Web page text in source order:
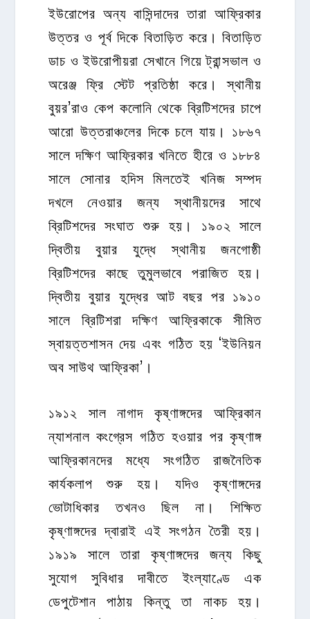
ইউরোপের অন্য বাসিন্দাদের তারা আফ্রিকার
উত্তর ও পূর্ব দিকে বিতাড়িত করে। বিতাড়িত
ডাচ ও ইউরোপীয়রা সেখানে গিয়ে ট্রান্সভাল ও
অরেঞ্জ ফ্রি স্টেট প্রতিষ্ঠা করে। স্থানীয়
বুয়র’রাও কেপ কলোনি থেকে ব্রিটিশদের চাপে
আরো উত্তরাঞ্চলের দিকে চলে যায়। ১৮৬৭
সালে দক্ষিণ আফ্রিকার খনিতে হীরে ও ১৮৮৪
সালে সোনার হদিস মিলতেই খনিজ সম্পদ
দখলে নেওয়ার জন্য স্থানীয়দের সাথে
ব্রিটিশদের সংঘাত শুরু হয়। ১৯০২ সালে
দ্বিতীয় বুয়ার যুদ্ধে স্থানীয় জনগোষ্ঠী
ব্রিটিশদের কাছে তুমুলভাবে পরাজিত হয়।
দ্বিতীয় বুয়ার যুদ্ধের আট বছর পর ১৯১০
সালে ব্রিটিশরা দক্ষিণ আফ্রিকাকে সীমিত
স্বায়ত্তশাসন দেয় এবং গঠিত হয় ‘ইউনিয়ন
অব সাউথ আফ্রিকা’।
১৯১২ সাল নাগাদ কৃষ্ণাঙ্গদের আফ্রিকান
ন্যাশনাল কংগ্রেস গঠিত হওয়ার পর কৃষ্ণাঙ্গ
আফ্রিকানদের মধ্যে সংগঠিত রাজনৈতিক
কার্যকলাপ শুরু হয়। যদিও কৃষ্ণাঙ্গদের
ভোটাধিকার তখনও ছিল না। শিক্ষিত
কৃষ্ণাঙ্গদের দ্বারাই এই সংগঠন তৈরী হয়।
১৯১৯ সালে তারা কৃষ্ণাঙ্গদের জন্য কিছু
সুযোগ সুবিধার দাবীতে ইংল্যাণ্ডে এক
ডেপুটেশান পাঠায় কিন্তু তা নাকচ হয়।